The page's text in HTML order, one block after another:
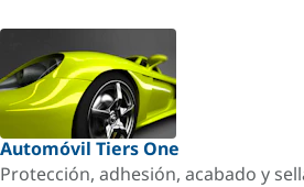
Automóvil Tiers One
Protección, adhesión, acabado y